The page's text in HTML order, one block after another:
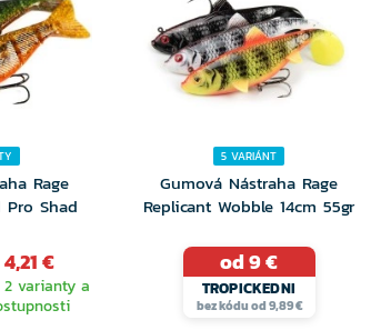
Rage
Shad
€
varianty a
5 VARIÁNT
Gumová Nástraha Rage
Replicant Wobble 14cm 55gr
od 9 €
TROPICKEDNI
bez kódu od 9,89 €